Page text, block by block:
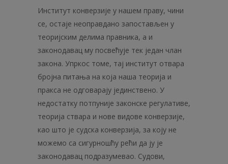
Институт конверзије у нашем праву, чини
се, остаје неоправдано запо­стављен у
теоријским делима правника, а и
законодавац му посвећује тек један члан
закона. Упркос томе, тај институт отвара
бројна питања на која наша теорија и
пракса не одговарају јединствено. У
недостатку потпуније законске регулативе,
теорија ствара и нове видове конверзије,
као што је судска конверзија, за коју не
можемо са сигурношћу рећи да ју је
законодавац подразумевао. Судови,